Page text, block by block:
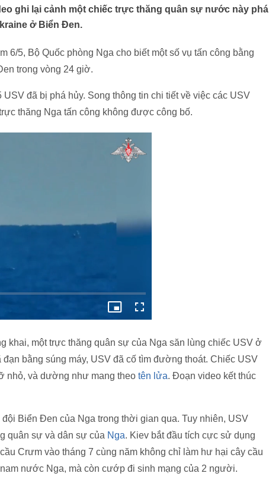
ghi lại cảnh một chiếc trực thăng quân sự nước này phá
ở Biển Đen.
6/5, Bộ Quốc phòng Nga cho biết một số vụ tấn công bằng
trong vòng 24 giờ.
đã bị phá hủy. Song thông tin chi tiết về việc các USV
thăng Nga tấn công không được công bố.
khai, một trực thăng quân sự của Nga săn lùng chiếc USV ở
bằng súng máy, USV đã cố tìm đường thoát. Chiếc USV
nhỏ, và dường như mang theo tên lửa. Đoạn video kết thúc
Biển Đen của Nga trong thời gian qua. Tuy nhiên, USV
quân sự và dân sự của Nga. Kiev bắt đầu tích cực sử dụng
Crưm vào tháng 7 cùng năm không chỉ làm hư hại cây cầu
nước Nga, mà còn cướp đi sinh mạng của 2 người.